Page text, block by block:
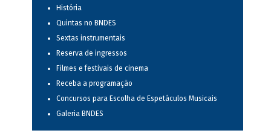
História
Quintas no BNDES
Sextas instrumentais
Reserva de ingressos
Filmes e festivais de cinema
Receba a programação
Concursos para Escolha de Espetáculos Musicais
Galeria BNDES